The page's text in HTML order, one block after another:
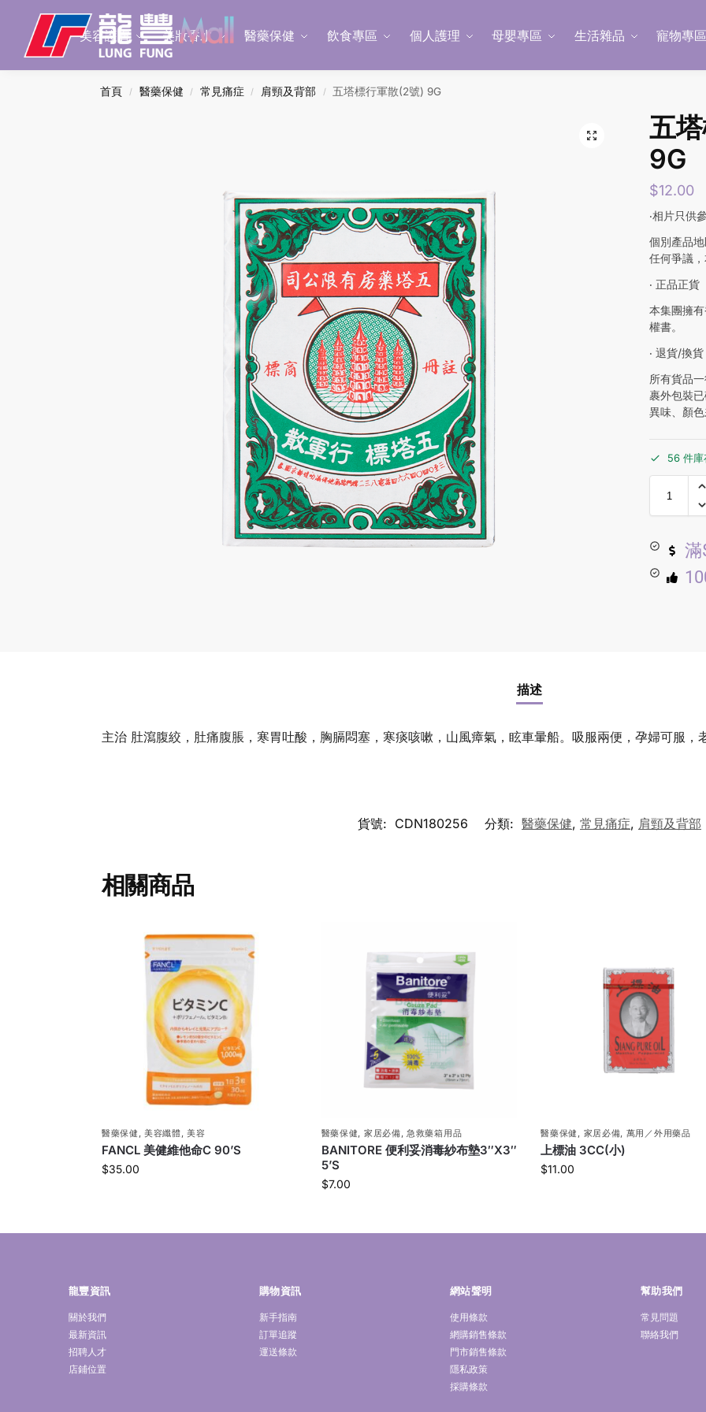
美容護膚 美妝香水 醫藥保健 飲食專區 個人護理 母嬰專區 生活雜品 寵物專
Search
首頁 / 醫藥保健 / 常見痛症 / 肩頸及背部 / 五塔標行軍散(2號) 9G
五
9G
$12.00
‧相片只供
個別產品
任何爭議
‧ 正品正貨
本集團擁
權書。
‧ 退貨/換貨
所有貨品
裹外包裝
異味、顏
56 件庫
滿
描述
主治 肚瀉腹絞，肚痛腹脹，寒胃吐酸，胸膈悶塞，寒痰咳嗽，山風瘴氣，眩車暈船。吸服兩便，孕婦可服，
貨號: CDN180256 分類: 醫藥保健, 常見痛症, 肩頸及背部
相關商品
醫藥保健 ,美容纖體 ,美容
FANCL 美健維他命C 90’S
$35.00
醫藥保健 家居必備 ,急救藥箱用品
BANITORE 便利妥消毒紗布墊3″X3″
5’S
$7.00
醫藥保健 家居必備 萬用／外用藥品
上標油 3CC(小)
$11.00
龍豐資訊
關於我們
最新資訊
招聘人才
店鋪位置
購物資訊
新手指南
訂單追蹤
運送條款
網站聲明
使用條款
網購銷售條款
門市銷售條款
隱私政策
採購條款
幫助我們
常見問題
聯絡我們